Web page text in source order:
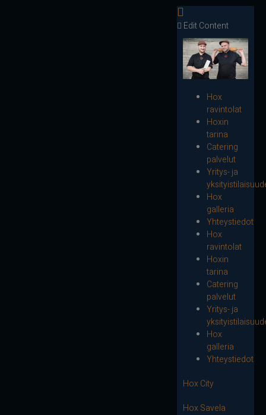
Edit Content
Hox
ravintolat
Hoxin
tarina
Catering
palvelut
Yritys- ja
Hox
galleria
Yhteystiedot
Hox
ravintolat
Hoxin
tarina
Catering
palvelut
Yritys- ja
Hox
galleria
Yhteystiedot
Hox City
Hox Savela